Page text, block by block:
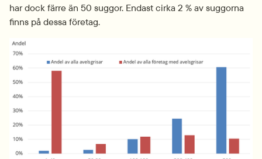
har dock färre än 50 suggor. Endast cirka 2 % av suggorna
finns på dessa företag.